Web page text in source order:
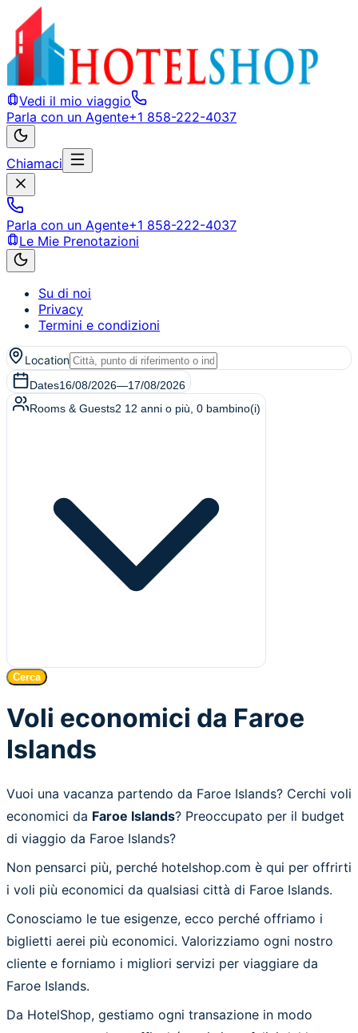
Vedi il mio viaggio
Parla con un Agente+1 858-222-4037
Chiamaci
Parla con un Agente+1 858-222-4037
Le Mie Prenotazioni
Su di noi
Privacy
Termini e condizioni
Location
Dates16/08/2026—17/08/2026
Rooms & Guests2 12 anni o più 0 bambino(i)
Cerca
Voli economici da Faroe
Islands
Vuoi una vacanza partendo da Faroe Islands? Cerchi voli
economici da Faroe Islands? Preoccupato per il budget
di viaggio da Faroe Islands?
Non pensarci più, perché hotelshop.com è qui per offrirti
i voli più economici da qualsiasi città di Faroe Islands.
Conosciamo le tue esigenze, ecco perché offriamo i
biglietti aerei più economici. Valorizziamo ogni nostro
cliente e forniamo i migliori servizi per viaggiare da
Faroe Islands.
Da HotelShop, gestiamo ogni transazione in modo